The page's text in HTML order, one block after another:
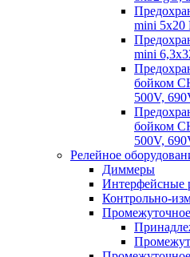
mini 5x20
mini
бойком
500V,
бойком
500V,
Релейное
Диммеры
Интерфейсные
Контрольно-